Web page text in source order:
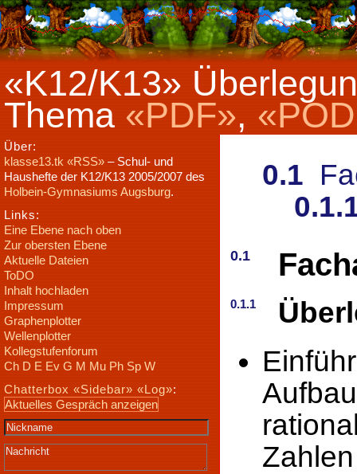
«K12/K13»
Thema «PDF»,
Über:
klasse13.tk «RSS» – Schul- und
Haushefte der K12/K13 2005/2007 des
Holbein-Gymnasiums Augsburg.
Links:
Eine Ebene nach oben
Zur obersten Ebene
Aktuelle Dateien
ToDO
Inhalt hochladen
Impressum
Graphenplotter
Wellenplotter
Kollegstufenforum
Ch D E Ev G M Mu Ph Sp W
Chatterbox «Sidebar» «Log»:
Aktuelles Gespräch anzeigen
0.1
0.1
0.1.1
Zahlen